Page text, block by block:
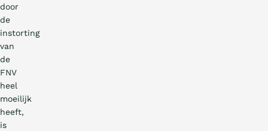
door
de
instorting
van
de
FNV
heel
moeilijk
heeft,
is